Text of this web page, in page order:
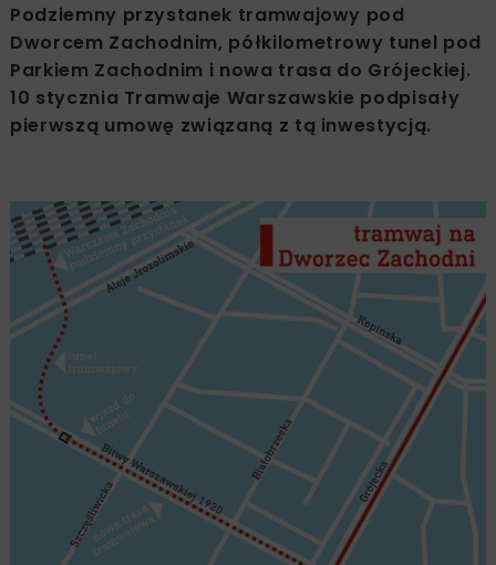
Podziemny przystanek tramwajowy pod
Dworcem Zachodnim, półkilometrowy tunel pod
Parkiem Zachodnim i nowa trasa do Grójeckiej.
10 stycznia Tramwaje Warszawskie podpisały
pierwszą umowę związaną z tą inwestycją.